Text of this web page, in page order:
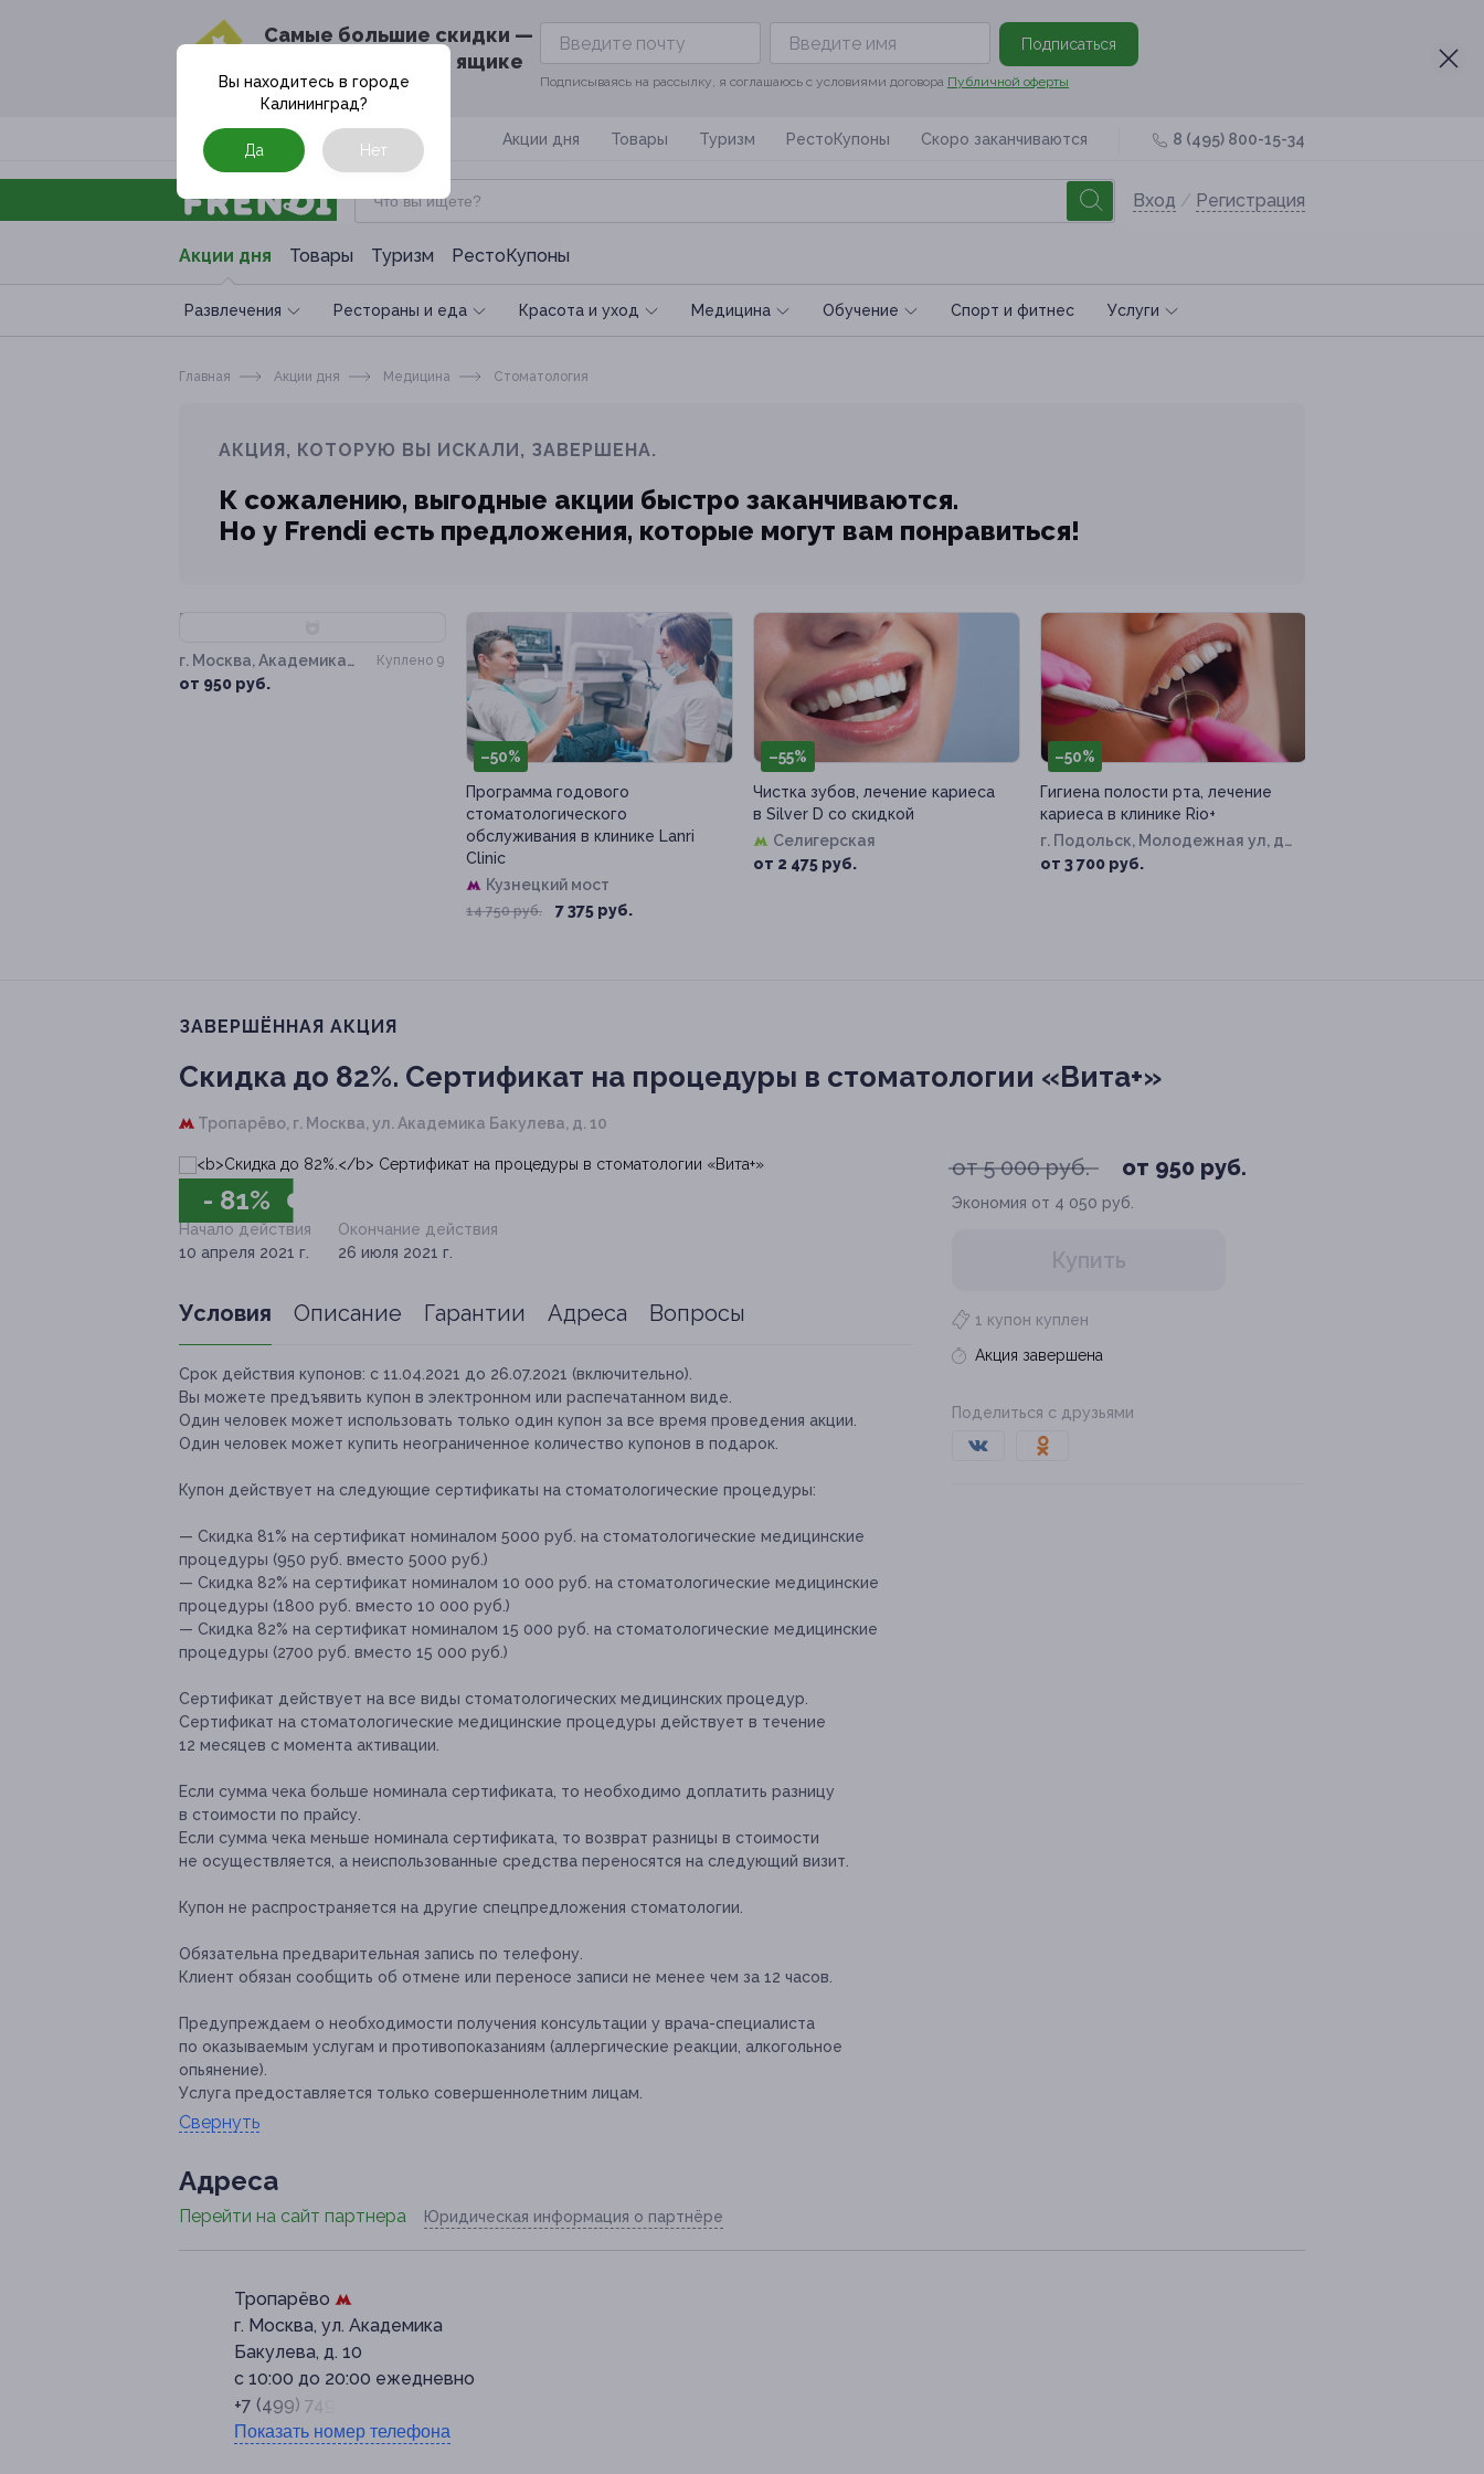
Cамые большие скидки —
в твоём почтовом ящике
Подписаться
Подписываясь на рассылку, я соглашаюсь с условиями договора Публичной оферты
Москва Акции дня Товары Туризм РестоКупоны Скоро заканчиваются 8 (495) 800-15-34
Вход / Регистрация
Акции дня Товары Туризм РестоКупоны
Развлечения Рестораны и еда Красота и уход Медицина Обучение Спoрт и фитнес Услуги
Вы находитесь в городе
Калининград?
Да Нет
Главная Акции дня Медицина Стоматология
АКЦИЯ, КОТОРУЮ ВЫ ИСКАЛИ, ЗАВЕРШЕНА.
К сожалению, выгодные акции быстро заканчиваются.
Но у Frendi есть предложения, которые могут вам понравиться!
г. Москва, Академика
Бакулева ул, д. 10
от 950 руб.
Куплено 9
–50%
Программа годового
стоматологического
обслуживания в клинике Lanri
Clinic
Кузнецкий мост
14 750 руб. 7 375 руб.
–55%
Чистка зубов, лечение кариеса
в Silver D со скидкой
Селигерская
от 2 475 руб.
–50%
Гигиена полости рта, лечение
кариеса в клинике Rio+
г. Подольск, Молодежная ул, д.
6
от 3 700 руб.
ЗАВЕРШЁННАЯ АКЦИЯ
Скидка до 82%. Сертификат на процедуры в стоматологии «Вита+»
Тропарёво, г. Москва, ул. Академика Бакулева, д. 10
- 81%
от 5 000 руб. от 950 руб.
Экономия от 4 050 руб.
Купить
1 купон куплен
Акция завершена
Поделиться с друзьями
Начало действия
10 апреля 2021 г.
Окончание действия
26 июля 2021 г.
Условия Описание Гарантии Адреса Вопросы
Срок действия купонов: с 11.04.2021 до 26.07.2021 (включительно).
Вы можете предъявить купон в электронном или распечатанном виде.
Один человек может использовать только один купон за все время проведения акции.
Один человек может купить неограниченное количество купонов в подарок.
Купон действует на следующие сертификаты на стоматологические процедуры:
— Скидка 81% на сертификат номиналом 5000 руб. на стоматологические медицинские
процедуры (950 руб. вместо 5000 руб.)
— Скидка 82% на сертификат номиналом 10 000 руб. на стоматологические медицинские
процедуры (1800 руб. вместо 10 000 руб.)
— Скидка 82% на сертификат номиналом 15 000 руб. на стоматологические медицинские
процедуры (2700 руб. вместо 15 000 руб.)
Сертификат действует на все виды стоматологических медицинских процедур.
Сертификат на стоматологические медицинские процедуры действует в течение
12 месяцев с момента активации.
Если сумма чека больше номинала сертификата, то необходимо доплатить разницу
в стоимости по прайсу.
Если сумма чека меньше номинала сертификата, то возврат разницы в стоимости
не осуществляется, а неиспользованные средства переносятся на следующий визит.
Купон не распространяется на другие спецпредложения стоматологии.
Обязательна предварительная запись по телефону.
Клиент обязан сообщить об отмене или переносе записи не менее чем за 12 часов.
Предупреждаем о необходимости получения консультации у врача-специалиста
по оказываемым услугам и противопоказаниям (аллергические реакции, алкогольное
опьянение).
Услуга предоставляется только совершеннолетним лицам.
Свернуть
Адресa
Перейти на сайт партнера Юридическая информация о партнёре
Тропарёво
г. Москва, ул. Академика
Бакулева, д. 10
с 10:00 до 20:00 ежедневно
+7 (499) 749-60-61
Показать номер телефона